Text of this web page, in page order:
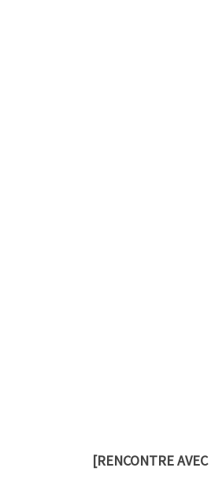
[RENCONTRE